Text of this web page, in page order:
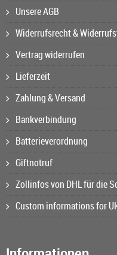
Unsere AGB
Widerrufsrecht &
Vertrag widerrufen
Lieferzeit
Zahlung & Versand
Bankverbindung
Batterieverordnung
Giftnotruf
Zollinfos von DHL für die
Custom informations for